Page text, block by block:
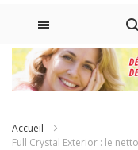
Skip
to
Accueil
Full Crystal Exterior : le